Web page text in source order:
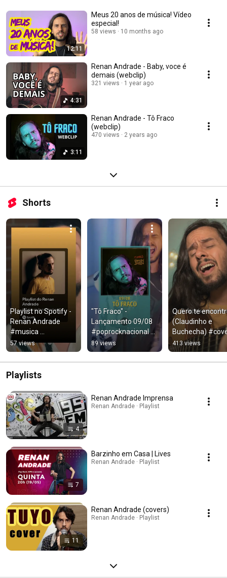
12:11
Meus 20 anos de música! Vídeo
especial!
58 views 10 months ago
4:31
Renan Andrade - Baby, voce é
demais (webclip)
321 views 1 year ago
3:11
Renan Andrade - Tô Fraco
(webclip)
470 views 2 years ago
Shorts
Playlist no Spotify -
Renan Andrade
#musica
#poprocknacional
57 views
"Tô Fraco" -
Lançamento 09/08
#poprocknacional
#rock #cantor
89 views
Quero te
(Claudinho e
Buchecha)
413 views
Playlists
4
Renan Andrade Imprensa
Renan Andrade · Playlist
7
Barzinho em Casa | Lives
Renan Andrade · Playlist
11
Renan Andrade (covers)
Renan Andrade · Playlist